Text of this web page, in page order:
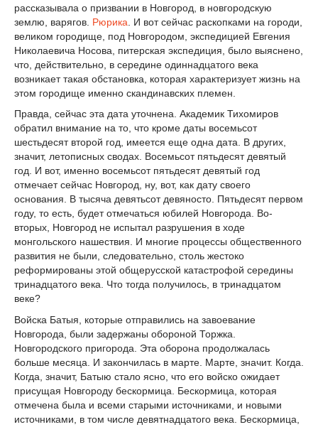
рассказывала о призвании в Новгород, в новгородскую
землю, варягов. Рюрика . И вот сейчас раскопками на городи,
великом городище, под Новгородом, экспедицией Евгения
Николаевича Носова, питерская экспедиция, было выяснено,
что, действительно, в середине одиннадцатого века
возникает такая обстановка, которая характеризует жизнь на
этом городище именно скандинавских племен.
Правда, сейчас эта дата уточнена. Академик Тихомиров
обратил внимание на то, что кроме даты восемьсот
шестьдесят второй год, имеется еще одна дата. В других,
значит, летописных сводах. Восемьсот пятьдесят девятый
год. И вот, именно восемьсот пятьдесят девятый год
отмечает сейчас Новгород, ну, вот, как дату своего
основания. В тысяча девятьсот девяносто. Пятьдесят первом
году, то есть, будет отмечаться юбилей Новгорода. Во-
вторых, Новгород не испытал разрушения в ходе
монгольского нашествия. И многие процессы общественного
развития не были, следовательно, столь жестоко
реформированы этой общерусской катастрофой середины
тринадцатого века. Что тогда получилось, в тринадцатом
веке?
Войска Батыя, которые отправились на завоевание
Новгорода, были задержаны обороной Торжка.
Новгородского пригорода. Эта оборона продолжалась
больше месяца. И закончилась в марте. Марте, значит. Когда.
Когда, значит, Батыю стало ясно, что его войско ожидает
присущая Новгороду бескормица. Бескормица, которая
отмечена была и всеми старыми источниками, и новыми
источниками, в том числе девятнадцатого века. Бескормица,